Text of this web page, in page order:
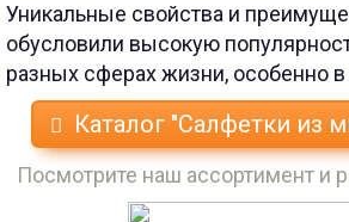
Уникальные свойства и
обусловили высокую
разных сферах жизни, особенно в
Каталог "Салфетки из
Посмотрите наш ассортимент и